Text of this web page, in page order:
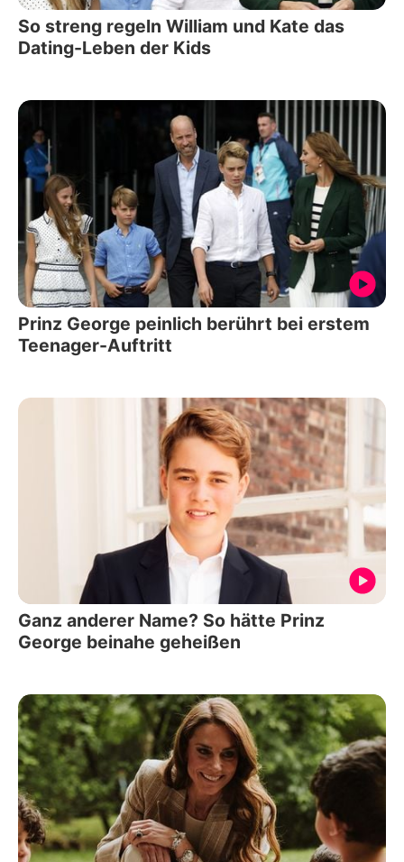
So streng regeln William und Kate das
Dating-Leben der Kids
Prinz George peinlich berührt bei erstem
Teenager-Auftritt
Ganz anderer Name? So hätte Prinz
George beinahe geheißen